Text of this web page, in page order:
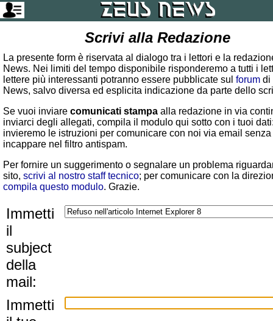
Scrivi alla Redazione
La presente form è riservata al dialogo tra i lettori e la
News. Nei limiti del tempo disponibile risponderemo a tutti i
lettere più interessanti potranno essere pubblicate sul forum di
News, salvo diversa ed esplicita indicazione da parte dello
Se vuoi inviare comunicati stampa alla redazione in via
inviarci degli allegati, compila il modulo qui sotto con i tuoi
invieremo le istruzioni per comunicare con noi via email senza
incappare nel filtro antispam.
Per fornire un suggerimento o segnalare un problema
sito, scrivi al nostro staff tecnico; per comunicare con la
compila questo modulo. Grazie.
Immetti
il
subject
della
mail:
Immetti